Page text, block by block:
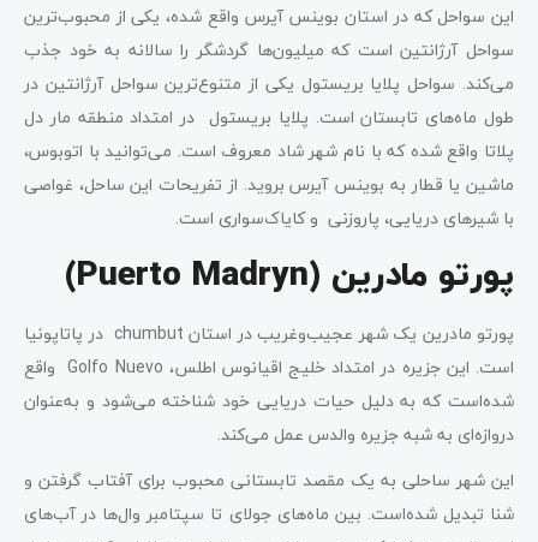
این سواحل که در استان بوینس آیرس واقع شده، یکی از محبوب‌ترین
سواحل آرژانتین است که میلیون‌ها گردشگر را سالانه به خود جذب
می‌کند. سواحل پلایا بریستول یکی از متنوع‌ترین سواحل آرژانتین در
طول ماه‌های تابستان است. پلایا بریستول در امتداد منطقه مار دل
پلاتا واقع شده که با نام شهر شاد معروف است. می‌توانید با اتوبوس،
ماشین یا قطار به بوینس آیرس بروید. از تفریحات این ساحل، غواصی
با شیرهای دریایی، پاروزنی و کایاک‌سواری است.
پورتو مادرین (Puerto Madryn)
پورتو مادرین یک شهر عجیب‌و‌غریب در استان chumbut در پاتاپونیا
است. این جزیره در امتداد خلیج اقیانوس اطلس، Golfo Nuevo واقع
شده‌است که به دلیل حیات دریایی خود شناخته می‌شود و به‌عنوان
دروازه‌ای به شبه جزیره والدس عمل می‌کند.
این شهر ساحلی به‌ یک مقصد تابستانی محبوب برای آفتاب گرفتن و
شنا تبدیل شده‌است. بین ماه‌های جولای تا سپتامبر وال‌ها در آب‌های